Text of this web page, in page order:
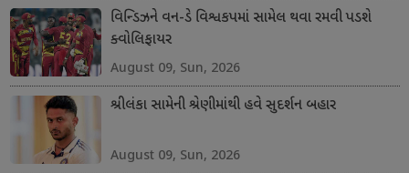
વિન્ડિઝને વન-ડે વિશ્વકપમાં સામેલ થવા રમવી પડશે
ક્વોલિફાયર
August 09, Sun, 2026
શ્રીલંકા સામેની શ્રેણીમાંથી હવે સુદર્શન બહાર
August 09, Sun, 2026